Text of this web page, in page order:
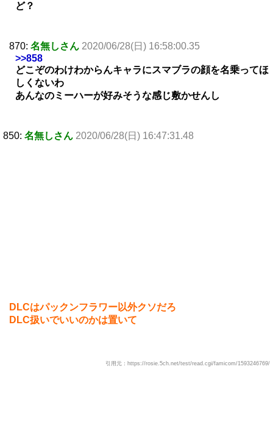
ど？
870: 名無しさん 2020/06/28(日) 16:58:00.35
>>858
どこぞのわけわからんキャラにスマブラの顔を名乗ってほ
しくないわ
あんなのミーハーが好みそうな感じ敷かせんし
850: 名無しさん 2020/06/28(日) 16:47:31.48
DLCはパックンフラワー以外クソだろ
DLC扱いでいいのかは置いて
引用元：https://rosie.5ch.net/test/read.cgi/famicom/1593246769/